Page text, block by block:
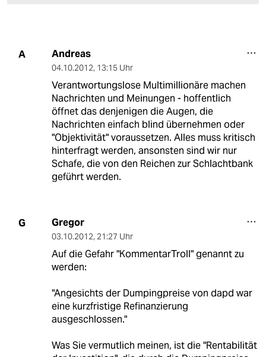
A Andreas
04.10.2012, 13:15 Uhr
Verantwortungslose Multimillionäre machen
Nachrichten und Meinungen - hoffentlich
öffnet das denjenigen die Augen, die
Nachrichten einfach blind übernehmen oder
"Objektivität" voraussetzen. Alles muss kritisch
hinterfragt werden, ansonsten sind wir nur
Schafe, die von den Reichen zur Schlachtbank
geführt werden.
G Gregor
03.10.2012, 21:27 Uhr
Auf die Gefahr "KommentarTroll" genannt zu
werden:
"Angesichts der Dumpingpreise von dapd war
eine kurzfristige Refinanzierung
ausgeschlossen."
Was Sie vermutlich meinen, ist die "Rentabilität